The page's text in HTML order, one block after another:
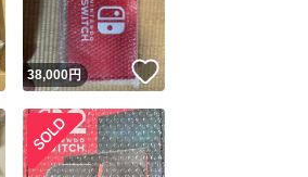
いいね！
38,000円 いいね！